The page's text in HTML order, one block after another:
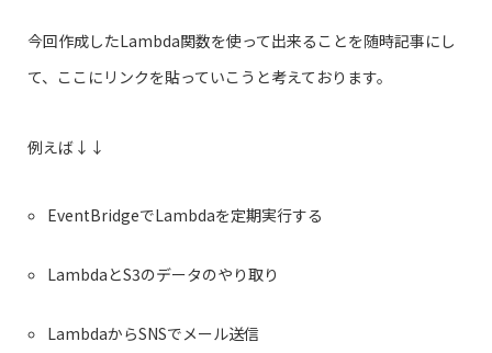
今回作成したLambda関数を使って出来ることを随時記事にし
て、ここにリンクを貼っていこうと考えております。
例えば↓↓
EventBridgeでLambdaを定期実行する
LambdaとS3のデータのやり取り
LambdaからSNSでメール送信